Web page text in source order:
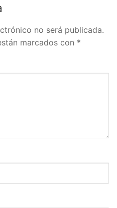
no será publicada.
marcados con *